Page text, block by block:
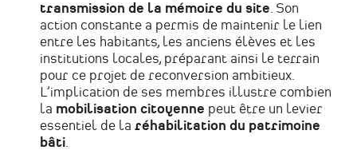
transmission de la mémoire du site. Son
action constante a permis de maintenir le lien
entre les habitants, les anciens élèves et les
institutions locales, préparant ainsi le terrain
pour ce projet de reconversion ambitieux.
L’implication de ses membres illustre combien
la mobilisation citoyenne peut être un levier
essentiel de la réhabilitation du patrimoine
bâti.